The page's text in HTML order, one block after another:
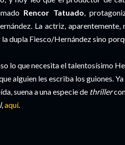
Rencor Tatuado,
La actriz, aparentemente,
dupla Fiesco/Hernández sino
lo que necesita el talentosísimo
alguien les escriba los guiones.
suena a una especie de thriller
,aquí.